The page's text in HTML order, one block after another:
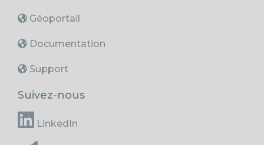
Géoportail
Documentation
Support
Suivez-nous
LinkedIn